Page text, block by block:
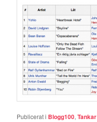
Publicerat i Blogg100,Tankar